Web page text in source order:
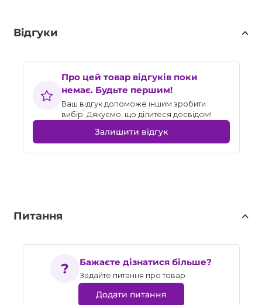
Відгуки
Про цей товар відгуків поки
немає. Будьте першим!
Ваш відгук допоможе іншим зробити
вибір. Дякуємо, що ділитеся досвідом!
Залишити відгук
Питання
Бажаєте дізнатися більше?
Задайте питання про товар
Додати питання